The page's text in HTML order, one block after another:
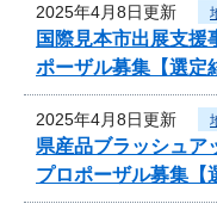
2025年4月8日更新
国際見本市出展支援
ポーザル募集【選定
2025年4月8日更新
県産品ブラッシュア
プロポーザル募集【